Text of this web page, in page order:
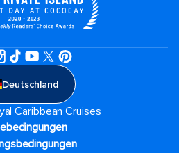
Deutschland
Caribbean Cruises